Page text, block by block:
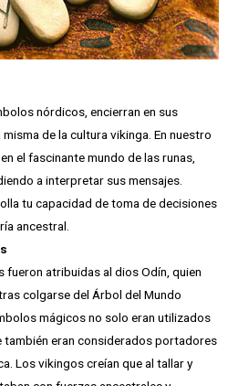
nórdicos, encierran en sus
de la cultura vikinga. En nuestro
el fascinante mundo de las runas,
a interpretar sus mensajes.
tu capacidad de toma de decisiones
ancestral.
fueron atribuidas al dios Odín, quien
colgarse del Árbol del Mundo
mágicos no solo eran utilizados
también eran considerados portadores
Los vikingos creían que al tallar y